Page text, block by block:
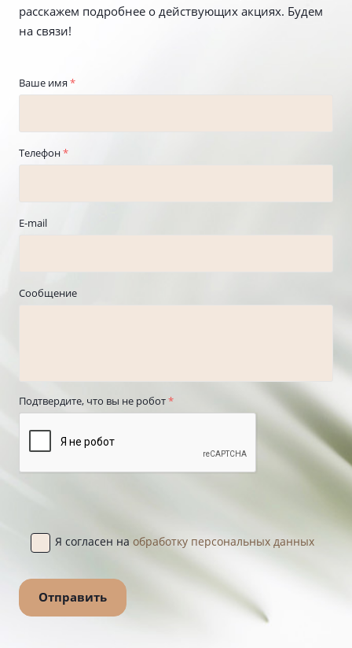
расскажем подробнее о действующих акциях. Будем
на связи!
Ваше имя *
Телефон*
E-mail
Сообщение
Подтвердите, что вы не робот*
Я согласен на обработку персональных данных